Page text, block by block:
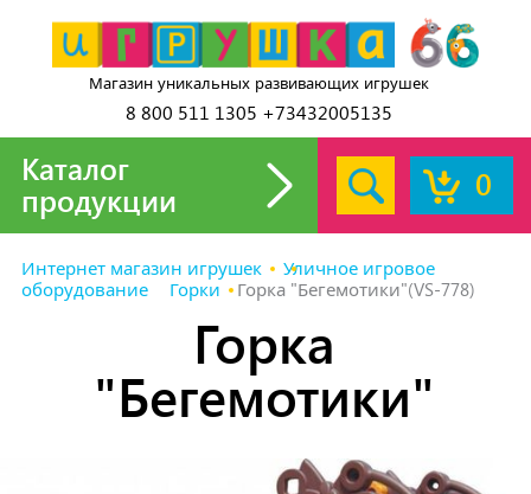
Магазин уникальных развивающих игрушек
8 800 511 1305 +73432005135
0
Каталог
продукции
Интернет магазин игрушек
Уличное игровое
оборудование
Горки Горка "Бегемотики"(VS-778)
Горка
"Бегемотики"